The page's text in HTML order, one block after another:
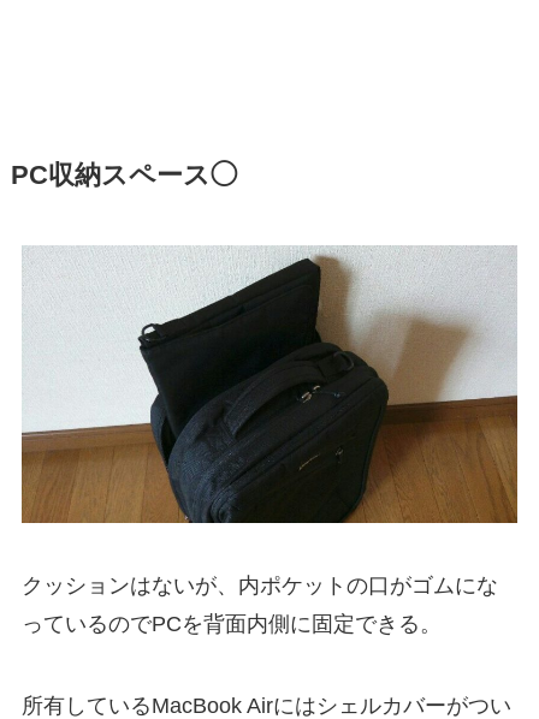
PC収納スペース◯
クッションはないが、内ポケットの口がゴムにな
っているのでPCを背面内側に固定できる。
所有しているMacBook Airにはシェルカバーがつい